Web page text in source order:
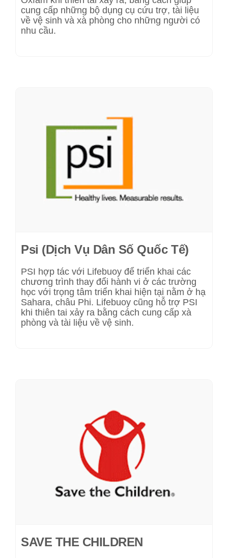
cung cấp những bộ dụng cụ cứu trợ, tài liệu
về vệ sinh và xà phòng cho những người có
nhu cầu.
Psi (Dịch Vụ Dân Số Quốc Tế)
PSI hợp tác với Lifebuoy để triển khai các
chương trình thay đổi hành vi ở các trường
học với trọng tâm triển khai hiện tại nằm ở hạ
Sahara, châu Phi. Lifebuoy cũng hỗ trợ PSI
khi thiên tai xảy ra bằng cách cung cấp xà
phòng và tài liệu về vệ sinh.
SAVE THE CHILDREN